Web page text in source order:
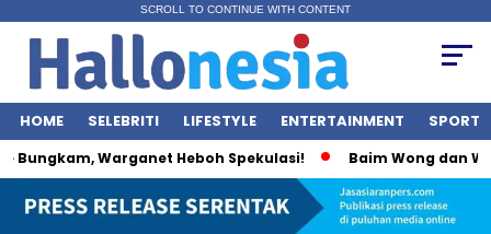
SCROLL TO CONTINUE WITH CONTENT
HOME SELEBRITI LIFESTYLE ENTERTAINMENT SPORT
Bungkam, Warganet Heboh Spekulasi! Baim Wong dan